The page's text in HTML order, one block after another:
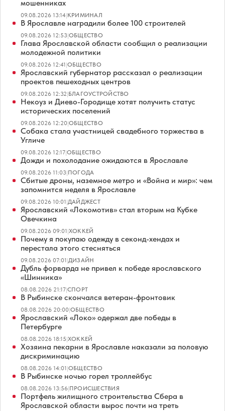
мошенниках
09.08.2026 13:14|КРИМИНАЛ
В Ярославле наградили более 100 строителей
09.08.2026 12:53|ОБЩЕСТВО
Глава Ярославской области сообщил о реализации
молодежной политики
09.08.2026 12:41|ОБЩЕСТВО
Ярославский губернатор рассказал о реализации
проектов пешеходных центров
09.08.2026 12:32|БЛАГОУСТРОЙСТВО
Некоуз и Диево-Городище хотят получить статус
исторических поселений
09.08.2026 12:20|ОБЩЕСТВО
Собака стала участницей свадебного торжества в
Угличе
09.08.2026 12:17|ОБЩЕСТВО
Дожди и похолодание ожидаются в Ярославле
09.08.2026 11:03|ПОГОДА
Сбитые дроны, наземное метро и «Война и мир»: чем
запомнится неделя в Ярославле
09.08.2026 10:01|ДАЙДЖЕСТ
Ярославский «Локомотив» стал вторым на Кубке
Овечкина
09.08.2026 09:01|ХОККЕЙ
Почему я покупаю одежду в секонд-хендах и
перестала этого стесняться
09.08.2026 07:01|ДИЗАЙН
Дубль форварда не привел к победе ярославского
«Шинника»
08.08.2026 21:17|СПОРТ
В Рыбинске скончался ветеран-фронтовик
08.08.2026 20:00|ОБЩЕСТВО
Ярославский «Локо» одержал две победы в
Петербурге
08.08.2026 18:15|ХОККЕЙ
Хозяина пекарни в Ярославле наказали за половую
дискриминацию
08.08.2026 14:01|ОБЩЕСТВО
В Рыбинске ночью горел троллейбус
08.08.2026 13:56|ПРОИСШЕСТВИЯ
Портфель жилищного строительства Сбера в
Ярославской области вырос почти на треть